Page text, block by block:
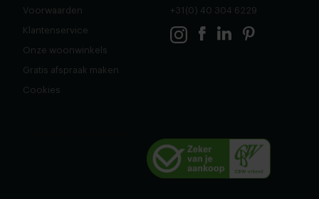
Voorwaarden
Klantenservice
Onze woonwinkels
Gratis afspraak maken
Cookies
+31(0) 40 304 6229